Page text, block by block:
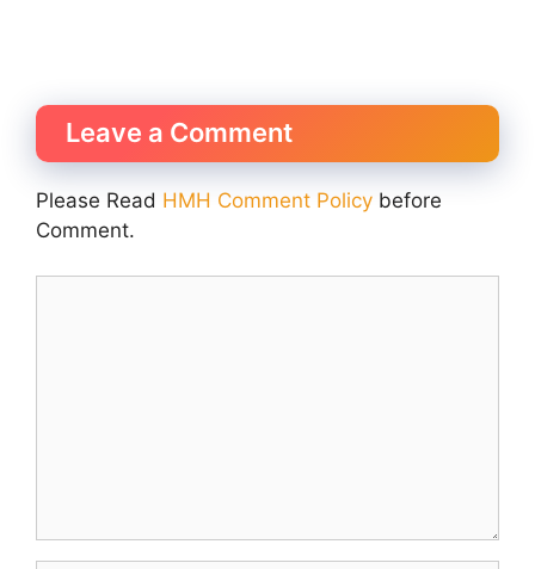
Leave a Comment
Please Read HMH Comment Policy before
Comment.